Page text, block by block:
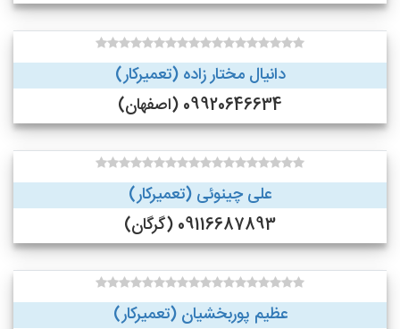
دانیال مختار زاده (تعمیرکار)
09920646634 (اصفهان)
علی چینوئی (تعمیرکار)
09116687893 (گرگان)
عظیم پوربخشیان (تعمیرکار)